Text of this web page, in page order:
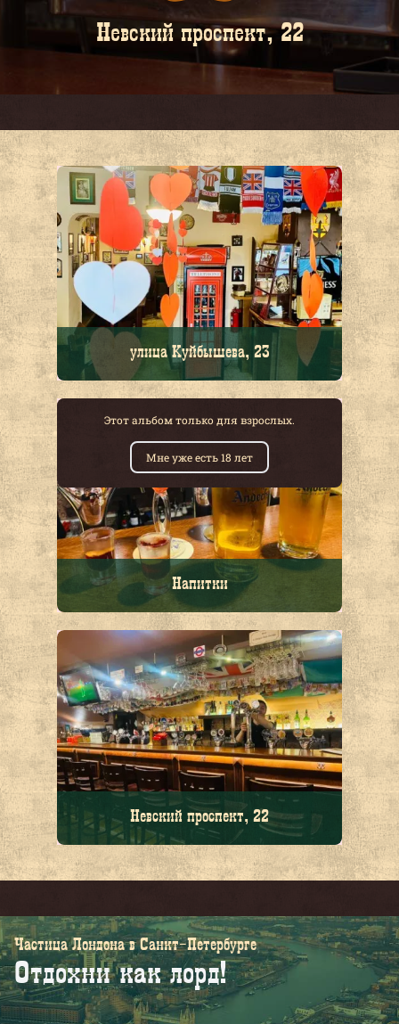
Невский проспект, 22
улица Куйбышева, 23
Напитки
Этот альбом только для взрослых.
Мне уже есть 18 лет
Невский проспект, 22
Частица Лондона в Санкт-Петербурге
Отдохни как лорд!